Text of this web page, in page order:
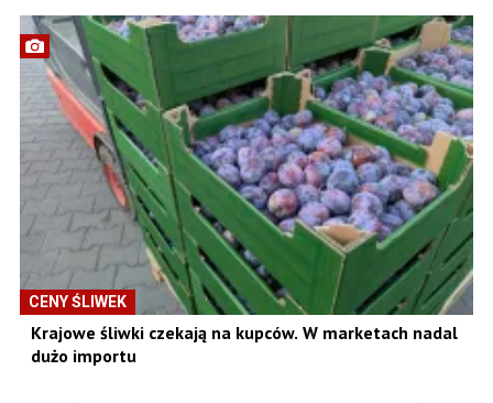
CENY ŚLIWEK
Krajowe śliwki czekają na kupców. W marketach nadal
dużo importu